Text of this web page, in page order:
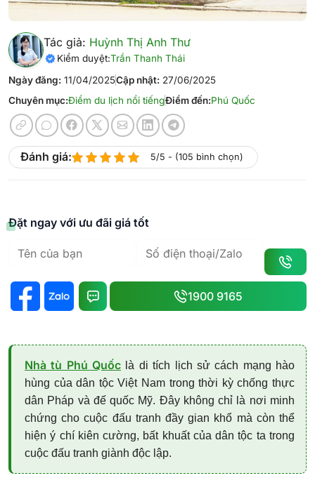
Tác giả: Huỳnh Thị Anh Thư
Kiểm duyệt:Trần Thanh Thái
Ngày đăng: 11/04/2025Cập nhật: 27/06/2025
Chuyên mục:Điểm du lịch nổi tiếngĐiểm đến:Phú Quốc
Đánh giá: 5/5 - (105 bình chọn)
Đặt ngay với ưu đãi giá tốt
1900 9165
Nhà tù Phú Quốc là di tích lịch sử cách mạng hào
hùng của dân tộc Việt Nam trong thời kỳ chống thực
dân Pháp và đế quốc Mỹ. Đây không chỉ là nơi minh
chứng cho cuộc đấu tranh đầy gian khổ mà còn thể
hiện ý chí kiên cường, bất khuất của dân tộc ta trong
cuộc đấu tranh giành độc lập.